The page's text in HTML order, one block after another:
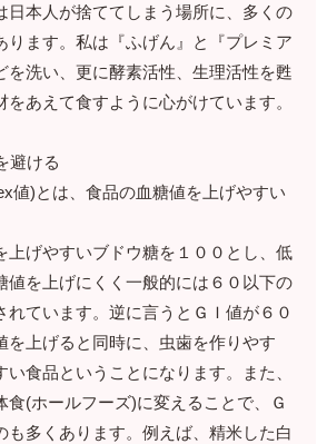
日本人が捨ててしまう場所に、多くの
ります。私は『ふげん』と『プレミア
を洗い、更に酵素活性、生理活性を甦
をあえて食すように心がけています。
避ける
値)とは、食品の血糖値を上げやすい
上げやすいブドウ糖を１００とし、低
値を上げにくく一般的には６０以下の
れています。逆に言うとＧＩ値が６０
を上げると同時に、虫歯を作りやす
い食品ということになります。また、
食(ホールフーズ)に変えることで、Ｇ
も多くあります。例えば、精米した白